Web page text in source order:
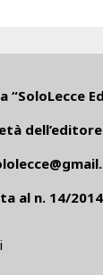
dell’editore
al n. 14/